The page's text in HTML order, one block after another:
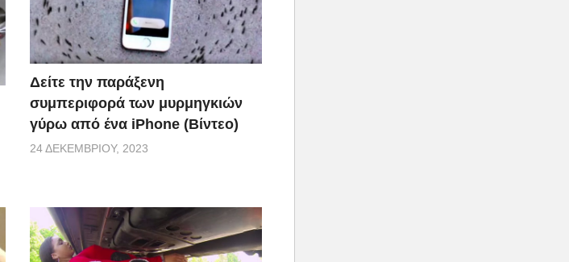
Δείτε την παράξενη
συμπεριφορά των μυρμηγκιών
γύρω από ένα iPhone (Βίντεο)
24 ΔΕΚΕΜΒΡΊΟΥ, 2023